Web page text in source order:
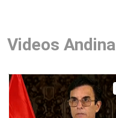
Videos Andina